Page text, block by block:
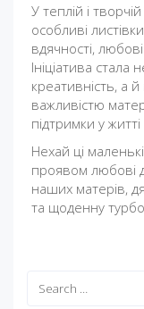
У теплій і
особливі
вдячності,
Ініціатива
креативність, а
важливістю
підтримки у
Нехай ці
проявом любові
наших матерів,
та щоденну